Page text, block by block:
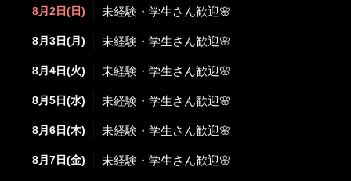
8月2日(日) 未経験・学生さん歓迎🌸
8月3日(月) 未経験・学生さん歓迎🌸
8月4日(火) 未経験・学生さん歓迎🌸
8月5日(水) 未経験・学生さん歓迎🌸
8月6日(木) 未経験・学生さん歓迎🌸
8月7日(金) 未経験・学生さん歓迎🌸